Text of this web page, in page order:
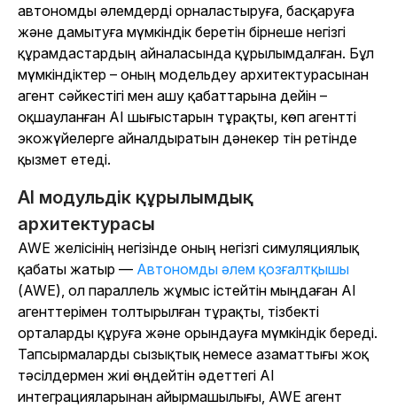
автономды әлемдерді орналастыруға, басқаруға
және дамытуға мүмкіндік беретін бірнеше негізгі
құрамдастардың айналасында құрылымдалған. Бұл
мүмкіндіктер – оның модельдеу архитектурасынан
агент сәйкестігі мен ашу қабаттарына дейін –
оқшауланған AI шығыстарын тұрақты, көп агентті
экожүйелерге айналдыратын дәнекер тін ретінде
қызмет етеді.
AI модульдік құрылымдық
архитектурасы
AWE желісінің негізінде оның негізгі симуляциялық
қабаты жатыр — Автономды әлем қозғалтқышы
(AWE), ол параллель жұмыс істейтін мыңдаған AI
агенттерімен толтырылған тұрақты, тізбекті
орталарды құруға және орындауға мүмкіндік береді.
Тапсырмаларды сызықтық немесе азаматтығы жоқ
тәсілдермен жиі өңдейтін әдеттегі AI
интеграцияларынан айырмашылығы, AWE агент